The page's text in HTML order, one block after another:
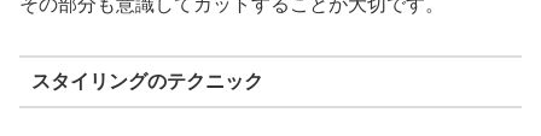
スタイリングのテクニック